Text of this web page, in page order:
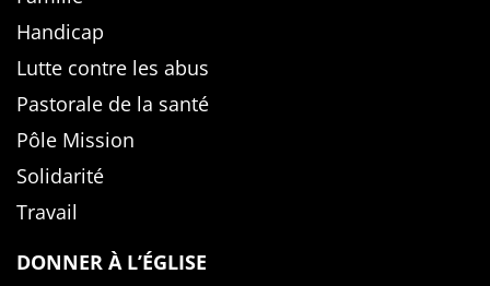
Handicap
Lutte contre les abus
Pastorale de la santé
Pôle Mission
Solidarité
Travail
DONNER À L’ÉGLISE